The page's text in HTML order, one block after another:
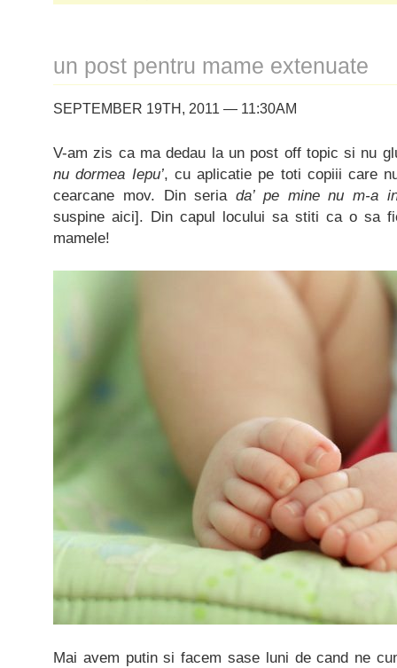
un post pentru mame extenuate
SEPTEMBER 19TH, 2011 — 11:30AM
V-am zis ca ma dedau la un post off topic si nu
nu dormea Iepu’, cu aplicatie pe toti copiii care
cearcane mov. Din seria da’ pe mine nu m-a
suspine aici]. Din capul locului sa stiti ca o sa
mamele!
Mai avem putin si facem sase luni de cand ne